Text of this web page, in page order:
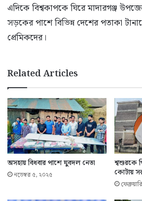
এদিকে বিশ্বকাপকে ঘিরে মাদারগঞ্জ
সড়কের পাশে বিভিন্ন দেশের পতাকা
প্রেমিকদের।
Related Articles
অসহায় বিধবার পাশে যুবদল নেতা
নভেম্বর ৫, ২০২৫
শ্বশুরকে
কোটায়